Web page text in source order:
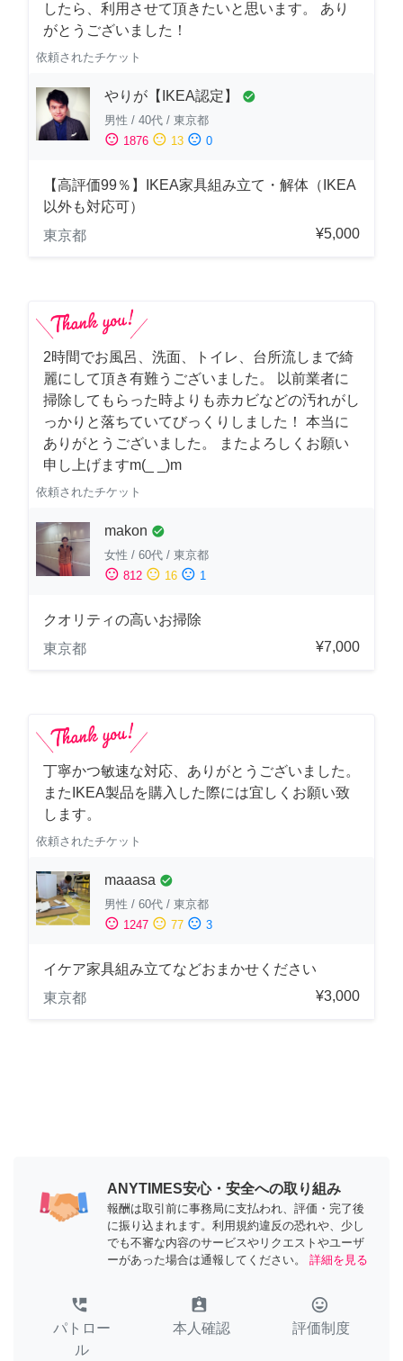
したら、利用させて頂きたいと思います。 あり
がとうございました！
依頼されたチケット
やりが【IKEA認定】 check_circle
男性 / 40代 / 東京都
sentiment_satisfied 1876 sentiment_neutral 13 sentiment_dissatisfied 0
【高評価99％】IKEA家具組み立て・解体（IKEA
以外も対応可）
東京都
¥5,000
2時間でお風呂、洗面、トイレ、台所流しまで綺
麗にして頂き有難うございました。 以前業者に
掃除してもらった時よりも赤カビなどの汚れがし
っかりと落ちていてびっくりしました！ 本当に
ありがとうございました。 またよろしくお願い
申し上げますm(_ _)m
依頼されたチケット
makon check_circle
女性 / 60代 / 東京都
sentiment_satisfied 812 sentiment_neutral 16 sentiment_dissatisfied 1
クオリティの高いお掃除
東京都
¥7,000
丁寧かつ敏速な対応、ありがとうございました。
またIKEA製品を購入した際には宜しくお願い致
します。
依頼されたチケット
maaasa check_circle
男性 / 60代 / 東京都
sentiment_satisfied 1247 sentiment_neutral 77 sentiment_dissatisfied 3
イケア家具組み立てなどおまかせください
東京都
¥3,000
ANYTIMES安心・安全への取り組み
報酬は取引前に事務局に支払われ、評価・完了後
に振り込まれます。利用規約違反の恐れや、少し
でも不審な内容のサービスやリクエストやユーザ
ーがあった場合は通報してください。
詳細を見る
perm_phone_msg
パトロー
ル
assignment_ind
本人確認
tag_faces
評価制度